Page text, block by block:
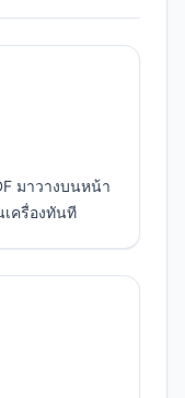
มาวางบนหน้า
เครื่องทันที